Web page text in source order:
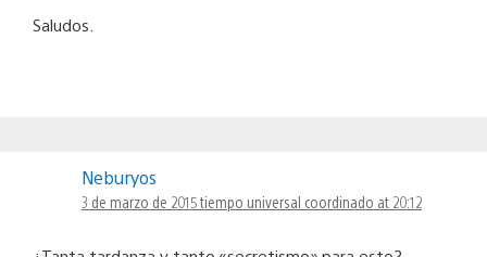
Saludos.
Neburyos
3 de marzo de 2015 tiempo universal coordinado at 20:12